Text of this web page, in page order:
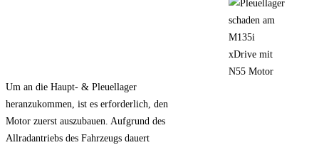
Um an die Haupt- & Pleuellager
heranzukommen, ist es erforderlich, den
Motor zuerst auszubauen. Aufgrund des
Allradantriebs des Fahrzeugs dauert